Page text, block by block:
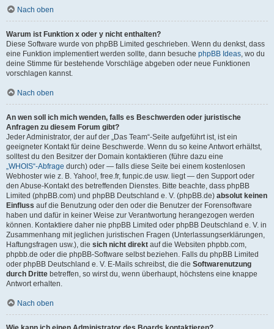
Nach oben
Warum ist Funktion x oder y nicht enthalten?
Diese Software wurde von phpBB Limited geschrieben. Wenn du denkst, dass
eine Funktion implementiert werden sollte, dann besuche phpBB Ideas, wo du
deine Stimme für bestehende Vorschläge abgeben oder neue Funktionen
vorschlagen kannst.
Nach oben
An wen soll ich mich wenden, falls es Beschwerden oder juristische
Anfragen zu diesem Forum gibt?
Jeder Administrator, der auf der „Das Team“-Seite aufgeführt ist, ist ein
geeigneter Kontakt für deine Beschwerde. Wenn du so keine Antwort erhältst,
solltest du den Besitzer der Domain kontaktieren (führe dazu eine
„WHOIS“-Abfrage durch) oder — falls diese Seite bei einem kostenlosen
Webhoster wie z. B. Yahoo!, free.fr, funpic.de usw. liegt — den Support oder
den Abuse-Kontakt des betreffenden Dienstes. Bitte beachte, dass phpBB
Limited (phpBB.com) und phpBB Deutschland e. V. (phpBB.de) absolut keinen
Einfluss auf die Benutzung oder den oder die Benutzer der Forensoftware
haben und dafür in keiner Weise zur Verantwortung herangezogen werden
können. Kontaktiere daher nie phpBB Limited oder phpBB Deutschland e. V. in
Zusammenhang mit jeglichen juristischen Fragen (Unterlassungserklärungen,
Haftungsfragen usw.), die sich nicht direkt auf die Websiten phpbb.com,
phpbb.de oder die phpBB-Software selbst beziehen. Falls du phpBB Limited
oder phpBB Deutschland e. V. E-Mails schreibst, die die Softwarenutzung
durch Dritte betreffen, so wirst du, wenn überhaupt, höchstens eine knappe
Antwort erhalten.
Nach oben